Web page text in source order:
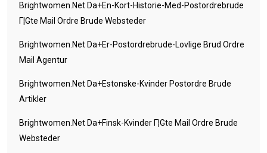
Brightwomen.net Da+en-Kort-Historie-Med-Postordrebrude
Г¦gte Mail Ordre Brude Websteder
Brightwomen.net Da+er-Postordrebrude-Lovlige Brud Ordre
Mail Agentur
Brightwomen.net Da+estonske-Kvinder Postordre Brude
Artikler
Brightwomen.net Da+finsk-Kvinder Г¦gte Mail Ordre Brude
Websteder